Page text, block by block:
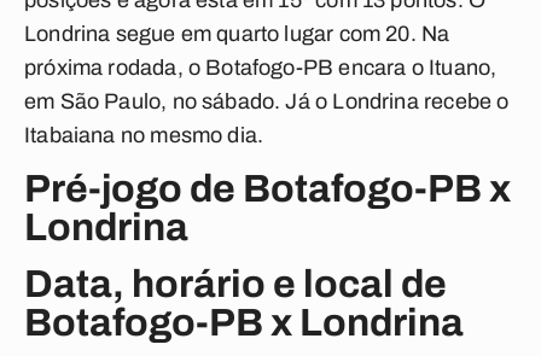
Londrina segue em quarto lugar com 20. Na
próxima rodada, o Botafogo-PB encara o Ituano,
em São Paulo, no sábado. Já o Londrina recebe o
Itabaiana no mesmo dia.
Pré-jogo de Botafogo-PB x
Londrina
Data, horário e local de
Botafogo-PB x Londrina